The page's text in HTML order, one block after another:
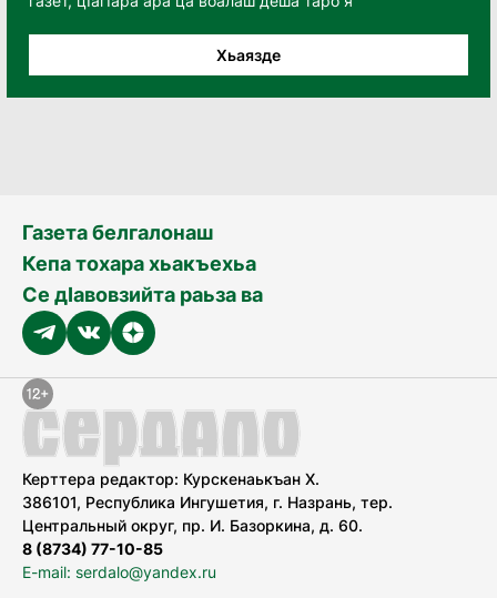
Хьаязде
Газета белгалонаш
Кепа тохара хьакъехьа
Се дӀавовзийта раьза ва
Керттера редактор: Курскенаькъан Х.
386101, Республика Ингушетия, г. Назрань, тер.
Центральный округ, пр. И. Базоркина, д. 60.
8 (8734) 77-10-85
E-mail: serdalo@yandex.ru